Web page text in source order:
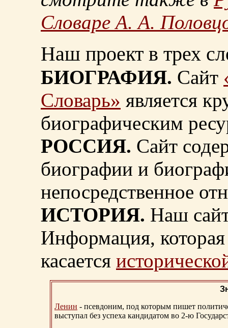
Словаре А. А.
Наш проект в трех
БИОГРАФИЯ. Сайт
Словарь» является
биографическим
РОССИЯ. Сайт
биографии и
непосредственное
ИСТОРИЯ. Наш
Информация, которая
касается
Ленин - псевдоним, под которым пишет
выступал без успеха кандидатом во 2-ю